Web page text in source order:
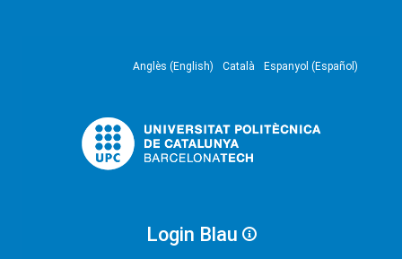
Anglès (English) Català Espanyol (Español)
Login Blau